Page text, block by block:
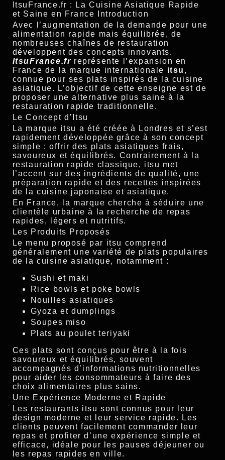
ItsuFrance.fr : La Cuisine Asiatique Rapide
et Saine en France Introduction
Avec l’augmentation de la demande pour une
alimentation rapide mais équilibrée, de
nombreuses chaînes de restauration
développent des concepts innovants.
ItsuFrance.fr représente l’expansion en
France de la marque internationale itsu ,
connue pour ses plats inspirés de la cuisine
asiatique. L’objectif de cette enseigne est de
proposer une alternative plus saine à la
restauration rapide traditionnelle.
Le Concept d’Itsu
La marque itsu a été créée à Londres et s’est
rapidement développée grâce à son concept
simple : offrir des plats asiatiques frais,
savoureux et équilibrés. Contrairement à la
restauration rapide classique, itsu met
l’accent sur des ingrédients de qualité, une
préparation rapide et des recettes inspirées
de la cuisine japonaise et asiatique.
En France, la marque cherche à séduire une
clientèle urbaine à la recherche de repas
rapides, légers et nutritifs.
Les Produits Proposés
Le menu proposé par itsu comprend
généralement une variété de plats populaires
de la cuisine asiatique, notamment :
Sushi et maki
Rice bowls et poke bowls
Nouilles asiatiques
Gyoza et dumplings
Soupes miso
Plats au poulet teriyaki
Ces plats sont conçus pour être à la fois
savoureux et équilibrés, souvent
accompagnés d’informations nutritionnelles
pour aider les consommateurs à faire des
choix alimentaires plus sains.
Une Expérience Moderne et Rapide
Les restaurants itsu sont connus pour leur
design moderne et leur service rapide. Les
clients peuvent facilement commander leur
repas et profiter d’une expérience simple et
efficace, idéale pour les pauses déjeuner ou
les repas rapides en ville.